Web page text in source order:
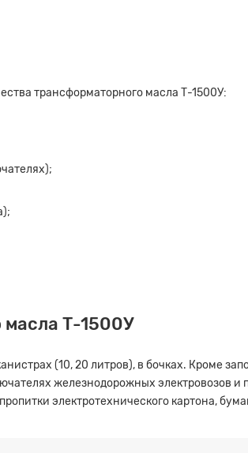
трансформаторного масла Т-1500У:
масла Т-1500У
(10, 20 литров), в бочках. Кроме
железнодорожных электровозов
электротехнического картона,